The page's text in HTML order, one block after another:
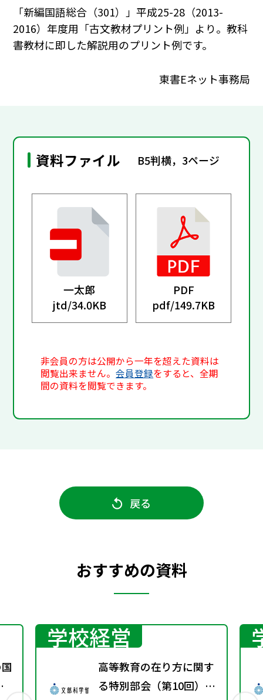
「新編国語総合（301）」平成25-28（2013-
2016）年度用「古文教材プリント例」より。教科
書教材に即した解説用のプリント例です。
東書Eネット事務局
資料ファイル B5判横，3ページ
一太郎
jtd/34.0KB
PDF
pdf/149.7KB
非会員の方は公開から一年を超えた資料は
閲覧出来ません。会員登録をすると、全期
間の資料を閲覧できます。
戻る
おすすめの資料
学校経営
高等教育の在り方に関す
る特別部会（第10回）配